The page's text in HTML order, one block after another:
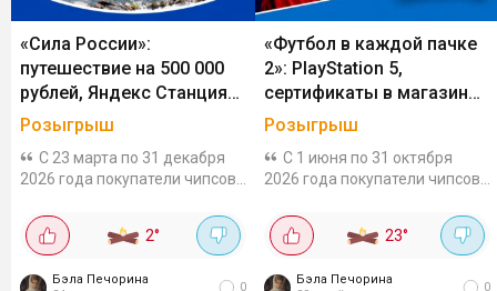
«Сила России»:
путешествие на 500 000
рублей, Яндекс Станция
Миди, телевизор Tuvio и
сертификаты Ozon за
чипсы «Московский
картофель»
Розыгрыш
С 23 марта по 31 декабря
2026 года покупатели чипсов
магазинах «Бристоль»
участвуют в розыгрыше
фондПромежуточные призы:...
2°
Бэла Печорина
0
«Футбол в каждой пачке
2»: PlayStation 5,
сертификаты в магазин
РФС и поездка на матч
Сборной России за чипсы
«Московский картофель»
Розыгрыш
С 1 июня по 31 октября
2026 года покупатели чипсов
специальной упаковке с
символикой РФС участвуют в
этого...
23°
Бэла Печорина
0